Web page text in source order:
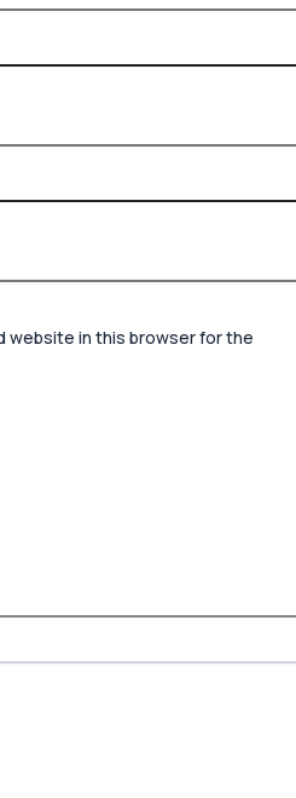
website in this browser for the